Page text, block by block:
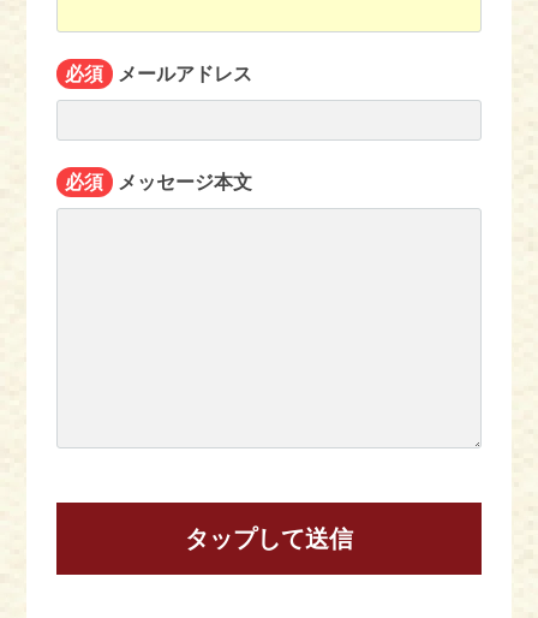
必須 メールアドレス
必須 メッセージ本文